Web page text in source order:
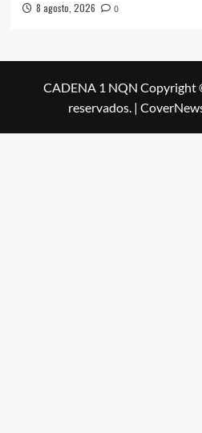
8 agosto, 2026 0
CADENA 1 NQN Copyright
reservados. |